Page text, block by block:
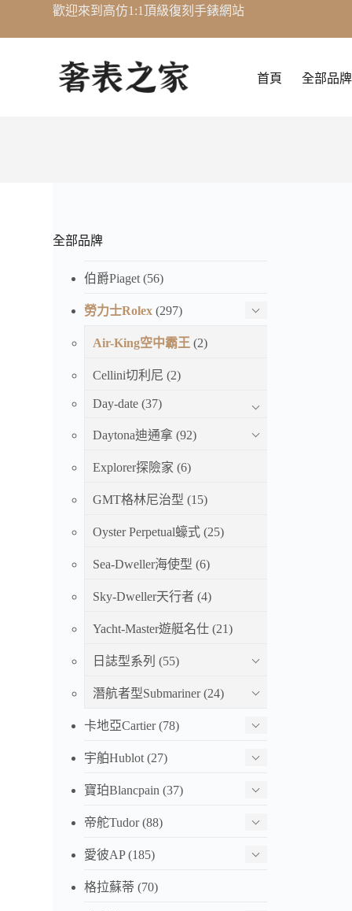
至
歡迎來到高仿1:1頂級復刻手錶網站
首頁 全部品牌
全部品牌
伯爵Piaget (56)
勞力士Rolex (297)
Air-King空中霸王 (2)
Cellini切利尼 (2)
Day-date (37)
Daytona迪通拿 (92)
Explorer探險家 (6)
GMT格林尼治型 (15)
Oyster Perpetual蠔式 (25)
Sea-Dweller海使型 (6)
Sky-Dweller天行者 (4)
Yacht-Master遊艇名仕 (21)
日誌型系列 (55)
潛航者型Submariner(24)
卡地亞Cartier(78)
宇舶Hublot (27)
寶珀Blancpain (37)
帝舵Tudor(88)
愛彼AP(185)
格拉蘇蒂 (70)